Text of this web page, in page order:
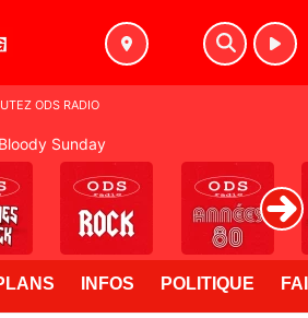
INFOS POLITIQUE
ODS RADIO
Sunday